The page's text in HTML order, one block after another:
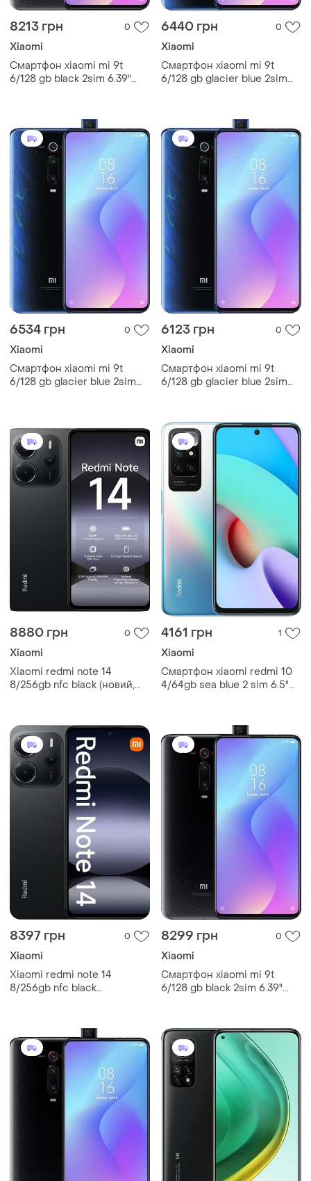
8213 грн 0
Xiaomi
Смартфон xiaomi mi 9t
6/128 gb black 2sim 6.39"
6440 грн 0
Xiaomi
Смартфон xiaomi mi 9t
6/128 gb glacier blue 2sim
6534 грн 0
Xiaomi
Смартфон xiaomi mi 9t
6/128 gb glacier blue 2sim
6123 грн 0
Xiaomi
Смартфон xiaomi mi 9t
6/128 gb glacier blue 2sim
8880 грн 0
Xiaomi
Xiaomi redmi note 14
8/256gb nfc black (новий,
4161 грн 1
Xiaomi
Смартфон xiaomi redmi 10
4/64gb sea blue 2 sim 6.5"
8397 грн 0
Xiaomi
Xiaomi redmi note 14
8/256gb nfc black
8299 грн 0
Xiaomi
Смартфон xiaomi mi 9t
6/128 gb black 2sim 6.39"
67